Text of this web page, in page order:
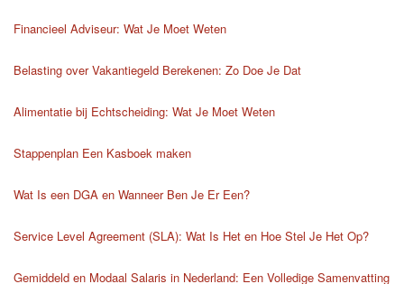
Financieel Adviseur: Wat Je Moet Weten
Belasting over Vakantiegeld Berekenen: Zo Doe Je Dat
Alimentatie bij Echtscheiding: Wat Je Moet Weten
Stappenplan Een Kasboek maken
Wat Is een DGA en Wanneer Ben Je Er Een?
Service Level Agreement (SLA): Wat Is Het en Hoe Stel Je Het Op?
Gemiddeld en Modaal Salaris in Nederland: Een Volledige Samenvatting